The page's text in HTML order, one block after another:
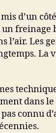
d’un
freinage
l’air. Les
La
dans le
connu